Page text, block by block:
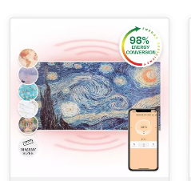
tavirózsák